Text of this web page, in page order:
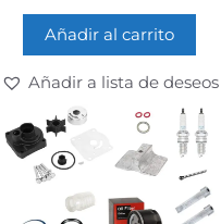
Añadir al carrito
Añadir a lista de deseos